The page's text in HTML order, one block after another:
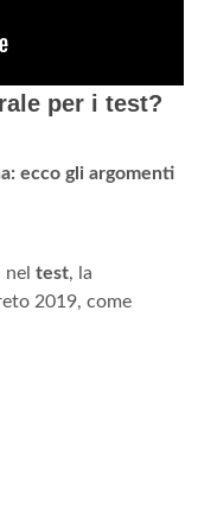
per i test?
ecco gli argomenti
nel test, la
2019, come